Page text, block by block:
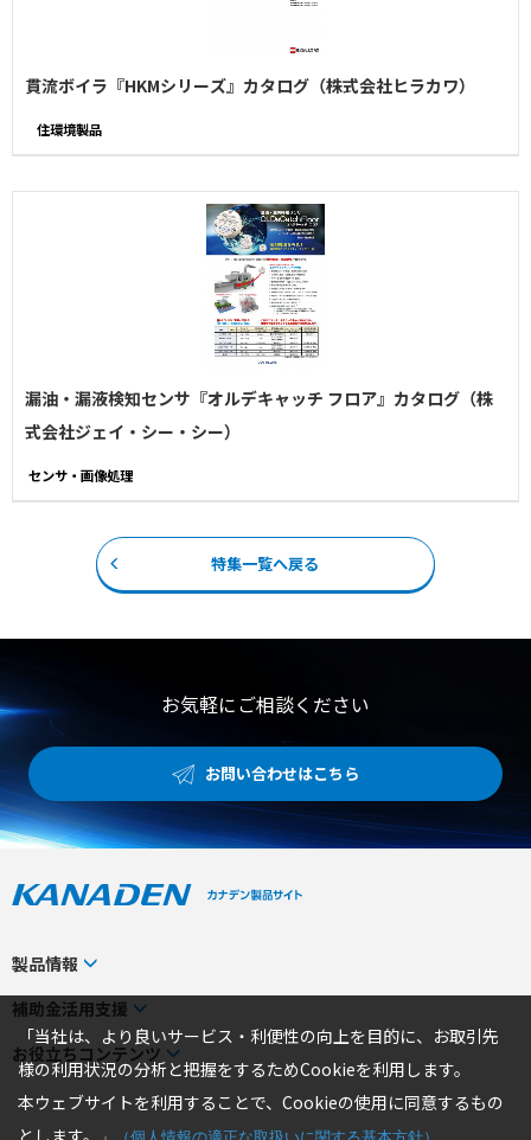
貫流ボイラ『HKMシリーズ』カタログ（株式会社ヒラカワ）
住環境製品
漏油・漏液検知センサ『オルデキャッチ フロア』カタログ（株
式会社ジェイ・シー・シー）
センサ・画像処理
特集一覧へ戻る
お気軽にご相談ください
お問い合わせはこちら
製品情報
カテゴリから探す
メーカーから探す
事業から探す
製品一覧
補助金活用支援
補助金検索システム
補助金対象製品一覧
お役立ちコンテンツ
トピックス
お役立ちコラム
「当社は、より良いサービス・利便性の向上を目的に、お取引先
様の利用状況の分析と把握をするためCookieを利用します。
本ウェブサイトを利用することで、Cookieの使用に同意するもの
とします。